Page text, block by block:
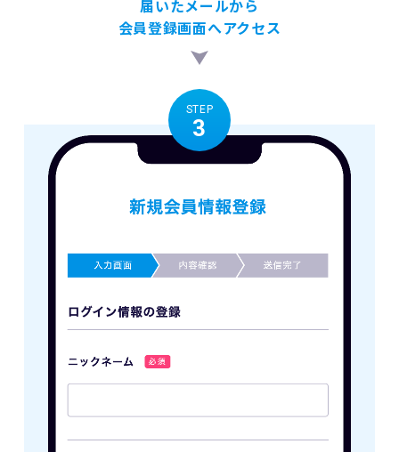
届いたメールから
会員登録画面へアクセス
STEP
3